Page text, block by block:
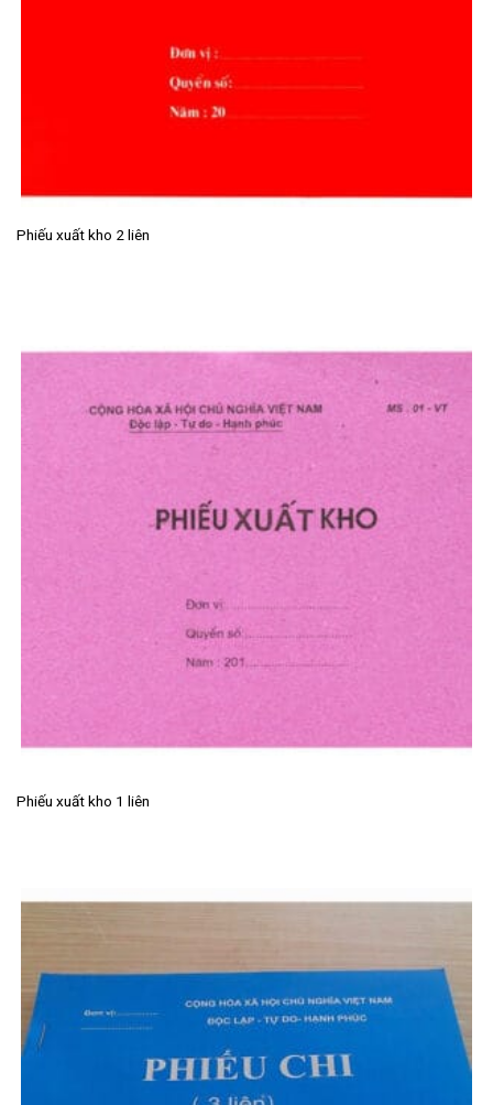
Phiếu xuất kho 2 liên
Phiếu xuất kho 1 liên